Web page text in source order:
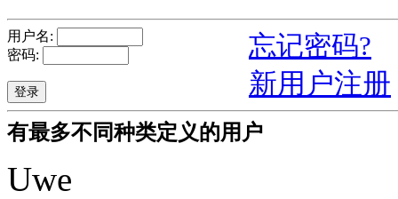
用户名:
密码:
忘记密码?
新用户注册
有最多不同种类定义的用户
Uwe